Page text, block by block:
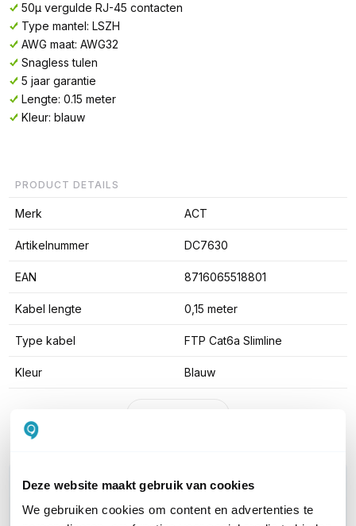
Deze website maakt gebruik van cookies
We gebruiken cookies om content en advertenties te
50µ vergulde RJ-45 contacten
Type mantel: LSZH
AWG maat: AWG32
Snagless tulen
5 jaar garantie
Lengte: 0.15 meter
Kleur: blauw
PRODUCT DETAILS
Merk ACT
Artikelnummer DC7630
EAN 8716065518801
Kabel lengte 0,15 meter
Type kabel FTP Cat6a Slimline
Kleur Blauw
WIL JIJ ADVIES OP MAAT?
Vraag het onze experts!